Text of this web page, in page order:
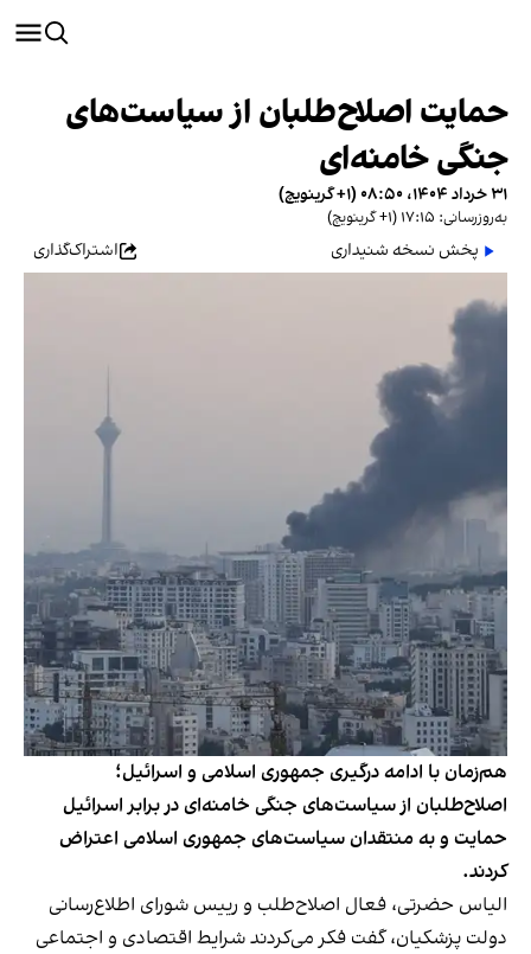
حمایت اصلاح‌طلبان از سیاست‌های
جنگی خامنه‌ای
۳۱ خرداد ۱۴۰۴، ۰۸:۵۰ (‎+۱ گرینویچ)
به‌روزرسانی: ۱۷:۱۵ (‎+۱ گرینویچ)
پخش نسخه شنیداری اشتراک‌گذاری
هم‌زمان با ادامه درگیری جمهوری اسلامی و اسرائیل؛‌
اصلاح‌طلبان از سیاست‌های جنگی خامنه‌ای در برابر اسرائیل
حمایت و به منتقدان سیاست‌های جمهوری اسلامی اعتراض
کردند.
الیاس حضرتی، فعال اصلاح‌طلب و رییس شورای اطلاع‌رسانی
دولت پزشکیان،‌ گفت فکر می‌کردند شرایط اقتصادی و اجتماعی